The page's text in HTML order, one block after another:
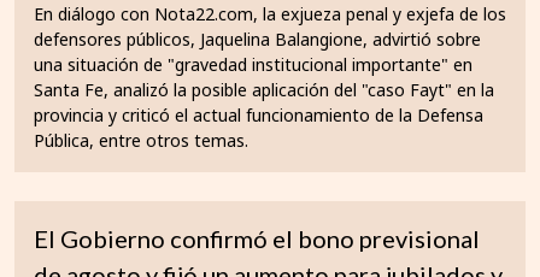
En diálogo con Nota22.com, la exjueza penal y exjefa de los
defensores públicos, Jaquelina Balangione, advirtió sobre
una situación de "gravedad institucional importante" en
Santa Fe, analizó la posible aplicación del "caso Fayt" en la
provincia y criticó el actual funcionamiento de la Defensa
Pública, entre otros temas.
El Gobierno confirmó el bono previsional